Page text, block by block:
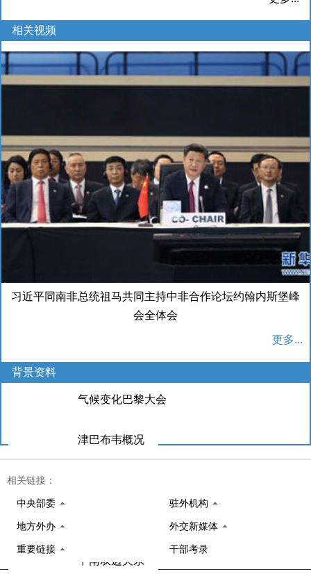
相关视频
习近平同南非总统祖马共同主持中非合作论坛约翰内斯堡峰
会全体会
更多...
背景资料
气候变化巴黎大会
津巴布韦概况
中南双边关系
相关链接：
中央部委 驻外机构
地方外办 外交新媒体
重要链接 干部考录